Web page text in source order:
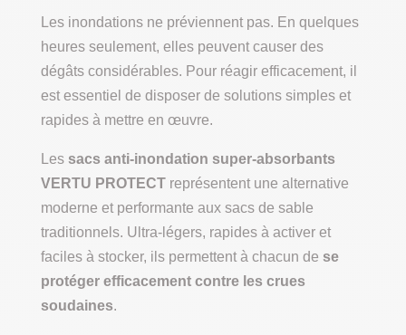
Les inondations ne préviennent pas. En quelques
heures seulement, elles peuvent causer des
dégâts considérables. Pour réagir efficacement, il
est essentiel de disposer de solutions simples et
rapides à mettre en œuvre.
Les sacs anti-inondation super-absorbants
VERTU PROTECTreprésentent une alternative
moderne et performante aux sacs de sable
traditionnels. Ultra-légers, rapides à activer et
faciles à stocker, ils permettent à chacun de se
protéger efficacement contre les crues
soudaines.